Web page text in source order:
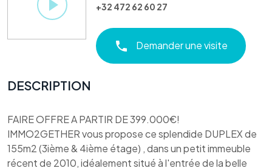
+32 472 62 60 27
Demander une visite
DESCRIPTION
FAIRE OFFRE A PARTIR DE 399.000€!
IMMO2GETHER vous propose ce splendide DUPLEX de
155m2 (3ième & 4ième étage) , dans un petit immeuble
récent de 2010, idéalement situé à l'entrée de la belle